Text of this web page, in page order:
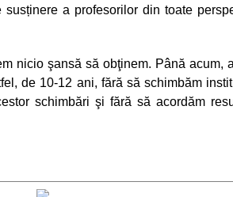
a profesorilor din toate
nicio şansă să obţinem. Până acum,
de 10-12 ani, fără să schimbăm
schimbări şi fără să acordăm